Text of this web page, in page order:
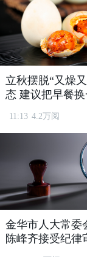
员 周盛：
同，显著
成本，也在
服务的均衡
随着跨省
立秋摆脱“又燥
态 建议把早餐换
11:13 4.2万阅
金华市人大常委
陈峰齐接受纪律